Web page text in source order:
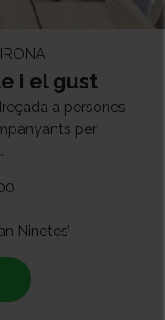
i el gust
a persones
per
Ninetes’